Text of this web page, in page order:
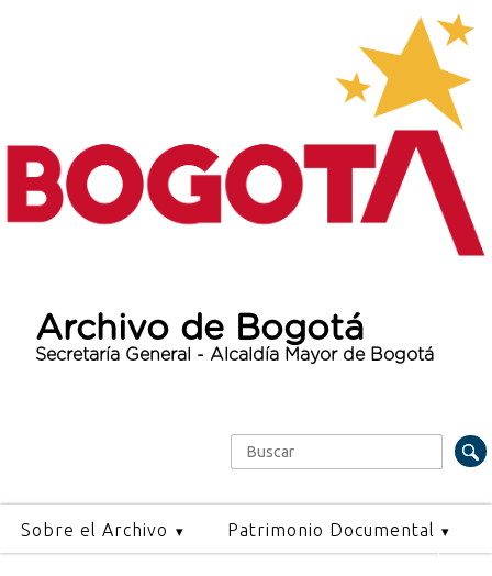
Archivo de Bogotá
Secretaría General - Alcaldía Mayor de Bogotá
Formulario de búsqueda
Buscar
Sobre el Archivo Patrimonio Documental